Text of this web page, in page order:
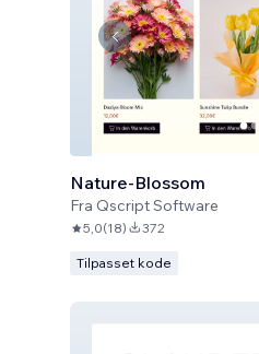
Nature-Blossom
Fra Qscript Software
5,0(18) 372
Tilpasset kode